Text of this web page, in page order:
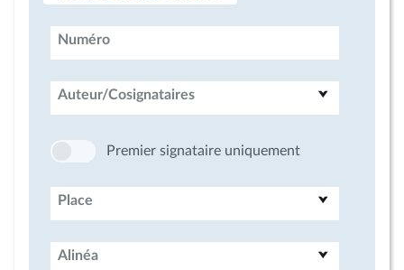
Numéro
Auteur/Cosignataires
Premier signataire uniquement
Place
Alinéa